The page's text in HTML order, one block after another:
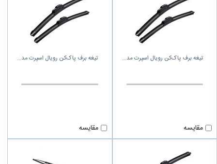
تیغه برف پاک‌کن رویال اسپرت مد
مقایسه
تیغه برف پاک‌کن رویال اسپرت مد
مقایسه